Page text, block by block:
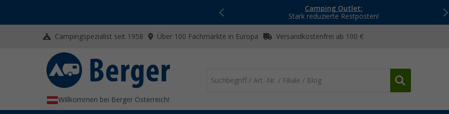
Camping Outlet:
Stark reduzierte Restposten!
Campingspezialist seit 1958 Über 100 Fachmärkte in Europa Versandkostenfrei ab 100 €
Willkommen bei Berger Österreich!